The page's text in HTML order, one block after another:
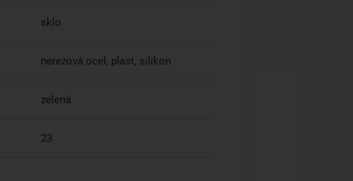
sklo
nerezová ocel, plast, silikon
zelená
23